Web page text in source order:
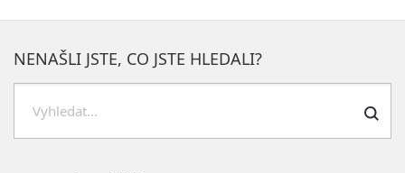
NENAŠLI JSTE, CO JSTE HLEDALI?